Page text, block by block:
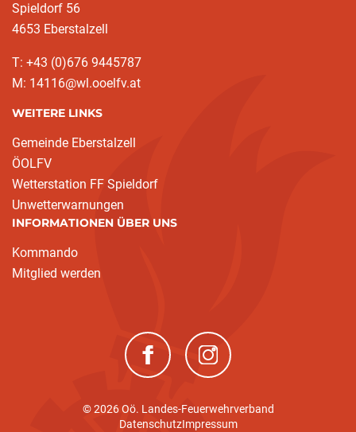
Spieldorf 56
4653 Eberstalzell
T: +43 (0)676 9445787
M: 14116@wl.ooelfv.at
WEITERE LINKS
Gemeinde Eberstalzell
ÖOLFV
Wetterstation FF Spieldorf
Unwetterwarnungen
INFORMATIONEN ÜBER UNS
Kommando
Mitglied werden
(neues Fenster)(neues Fenster)
© 2026 Oö. Landes-Feuerwehrverband
DatenschutzImpressum